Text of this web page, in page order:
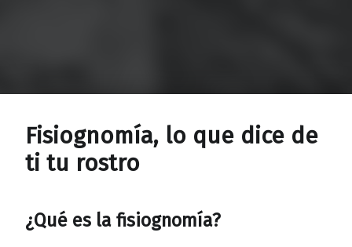
Fisiognomía, lo que dice de
ti tu rostro
¿Qué es la fisiognomía?